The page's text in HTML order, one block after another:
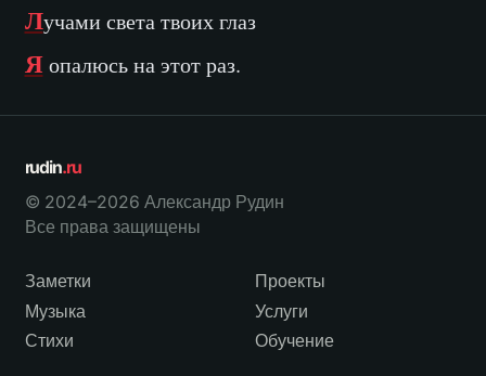
Лучами света твоих глаз
Яопалюсь на этот раз.
rudin.ru
© 2024–2026 Александр Рудин
Все права защищены
Заметки
Проекты
Музыка
Услуги
Стихи
Обучение